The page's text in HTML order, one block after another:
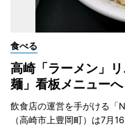
食べる
高崎「ラーメン」
麺」看板メニューへ
飲食店の運営を手がける「
（高崎市上豊岡町）は7月